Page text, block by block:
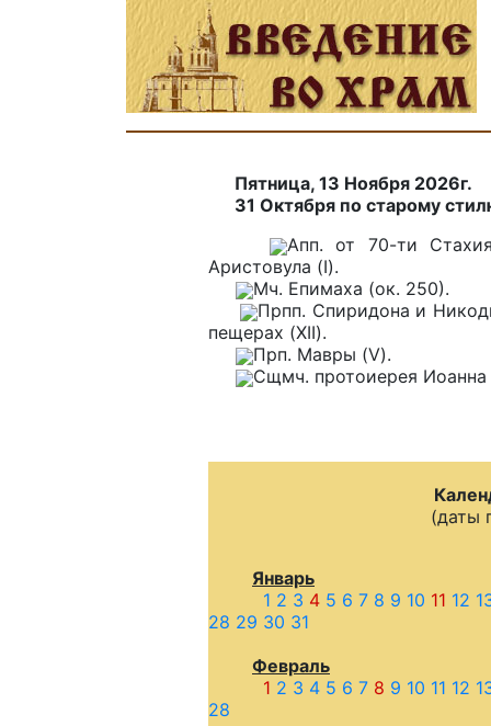
Пятница, 13 Ноября 2026г.
31 Октября по старому
Апп. от 70-ти
Аристовула (I).
Мч. Епимаха (ок. 250).
Прпп. Спиридона и
пещерах (XII).
Прп. Мавры (V).
Сщмч. протоиерея Иоанна
(даты
Январь
1 2 3 4 5 6 7 8 9 10 11 12
28 29 30 31
Февраль
1 2 3 4 5 6 7 8 9 10 11 12
28